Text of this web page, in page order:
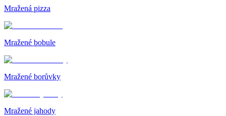
Mražená pizza
Mražené bobule
Mražené borůvky
Mražené jahody